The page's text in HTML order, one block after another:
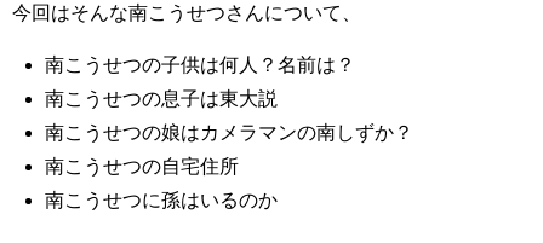
今回はそんな南こうせつさんについて、
南こうせつの子供は何人？名前は？
南こうせつの息子は東大説
南こうせつの娘はカメラマンの南しずか？
南こうせつの自宅住所
南こうせつに孫はいるのか